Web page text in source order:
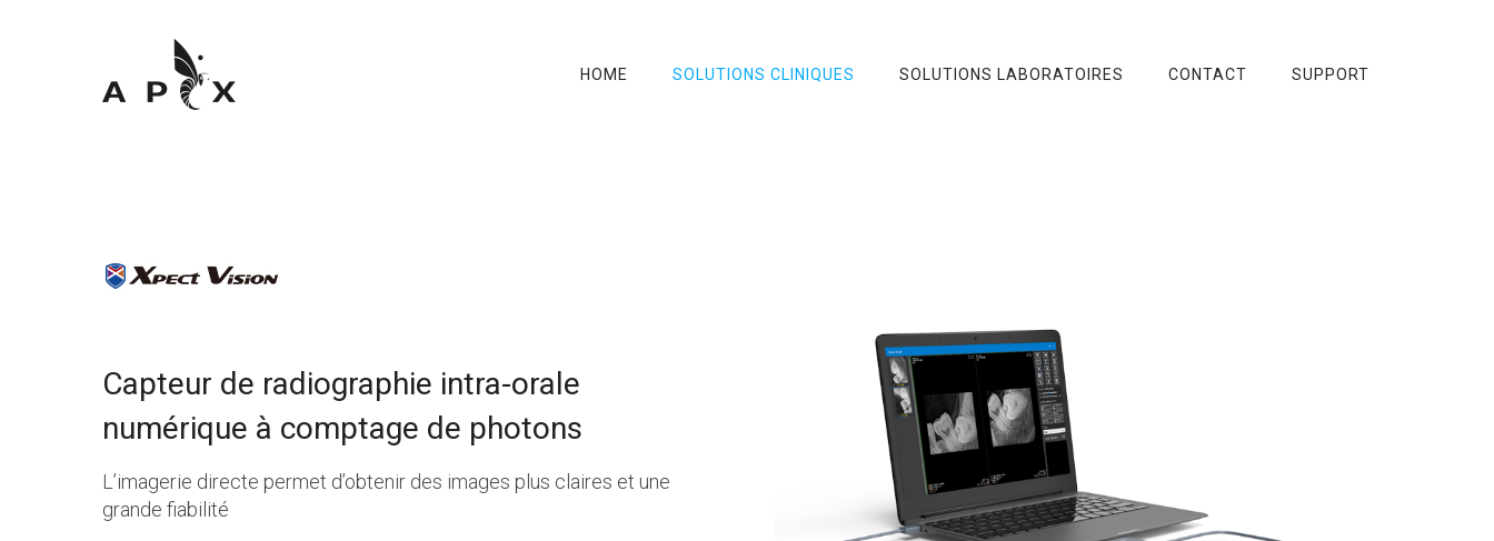
HOME SOLUTIONS CLINIQUES SOLUTIONS LABORATOIRES CONTACT SUPPORT
Capteur de radiographie intra-orale
numérique à comptage de photons
L’imagerie directe permet d’obtenir des images plus claires et une
grande fiabilité